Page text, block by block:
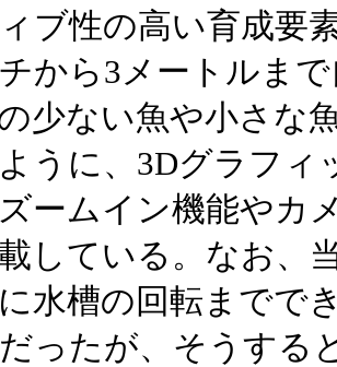
ブ性の高い育成要
から3メートルま
少ない魚や小さな
うに、3Dグラフィ
ームイン機能やカ
している。なお、
水槽の回転までで
ったが、そうする